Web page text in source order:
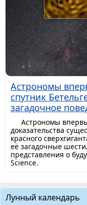
Астрономы
спутник
загадочное
Астрономы
доказательства
красного
её загадочные
представления о
Science.
Лунный календарь